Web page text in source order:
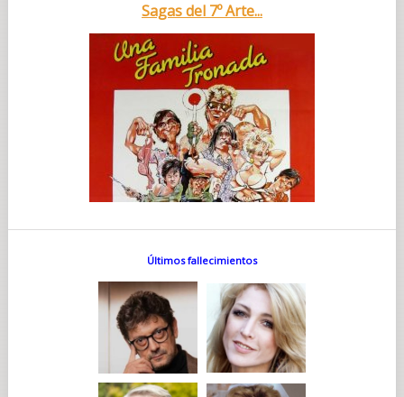
Sagas del 7º Arte...
Últimos fallecimientos